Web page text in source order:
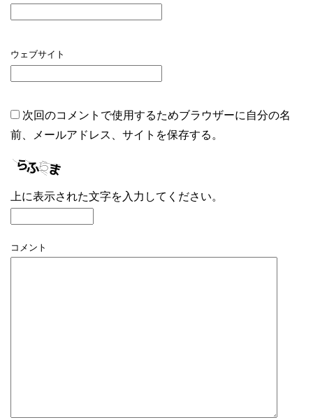
ウェブサイト
次回のコメントで使用するためブラウザーに自分の名
前、メールアドレス、サイトを保存する。
上に表示された文字を入力してください。
コメント